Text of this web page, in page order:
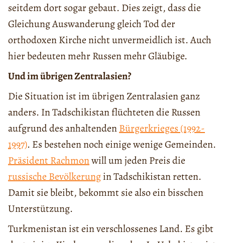
seitdem dort sogar gebaut. Dies zeigt, dass die
Gleichung Auswanderung gleich Tod der
orthodoxen Kirche nicht unvermeidlich ist. Auch
hier bedeuten mehr Russen mehr Gläubige.
Und im übrigen Zentralasien?
Die Situation ist im übrigen Zentralasien ganz
anders. In Tadschikistan flüchteten die Russen
aufgrund des anhaltendenBürgerkrieges (1992-
1997). Es bestehen noch einige wenige Gemeinden.
Präsident Rachmonwill um jeden Preis die
russische Bevölkerungin Tadschikistan retten.
Damit sie bleibt, bekommt sie also ein bisschen
Unterstützung.
Turkmenistan ist ein verschlossenes Land. Es gibt